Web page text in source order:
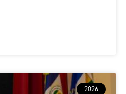
2026